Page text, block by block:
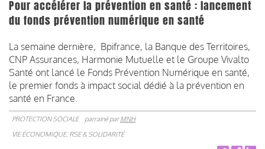
Pour accélérer la prévention en santé : lancement
du fonds prévention numérique en santé
La semaine dernière, Bpifrance, la Banque des Territoires,
CNP Assurances, Harmonie Mutuelle et le Groupe Vivalto
Santé ont lancé le Fonds Prévention Numérique en santé,
le premier fonds à impact social dédié à la prévention en
santé en France.
PROTECTION SOCIALE parrainé parMNH
VIE ÉCONOMIQUE, RSE & SOLIDARITÉ